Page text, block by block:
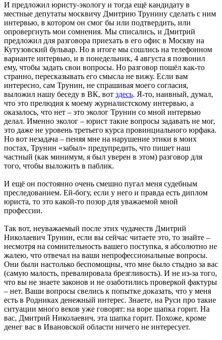
И предложил юристу-экологу и тогда ещё кандидату в
местные депутаты москвичу Дмитрию Трунину сделать с ним
интервью, в котором он смог бы или подтвердить, или
опровергнуть мои сомнения. Мы списались, и Дмитрий
предложил для разговора приехать в его офис в Москву на
Кутузовский бульвар. Но в итоге мы сошлись на телефонном
варианте интервью, и в понедельник, 4 августа я позвонил
ему, чтобы задать свои вопросы. Но разговор пошёл как-то
странно, пересказывать его смысла не вижу. Если вам
интересно, сам Трунин, не спрашивая моего согласия,
выложил нашу беседу в ВК, вот здесь. Я-то, наивный, думал,
что это прелюдия к моему журналистскому интервью, а
оказалось, что нет – это эколог Трунин со мной интервью
делал. Именно эколог – юрист такие вопросы задавать не мог,
это даже не уровень третьего курса провинциального юрфака.
Но вот незадача – пеняя мне на нарушение этики в моих
постах, Трунин «забыл» предупредить, что пишет наш
частный (как минимум, я был уверен в этом) разговор для
того, чтобы выложить в паблик.
И ещё он постоянно очень смешно пугал меня судебным
преследованием. Ей-богу, если у него и правда есть диплом
юриста, то это какой-то позор для уважаемой мной
профессии.
Так вот, неуважаемый после этих чудачеств Дмитрий
Николаевич Трунин, если вы сейчас читаете это, то знайте –
несмотря на сомнительность вашего поступка, я абсолютно не
жалею, что отвечал на ваши непрофессиональные вопросы.
Они были настолько беспомощны, что мне было стыдно за вас
(самую малость, превалировала брезгливость). И не из-за того,
что вы не знаете законов и не озаботились проверкой фактуры
– нет. Ваши вопросы свелись к попытке доказать, что у меня
есть в Родниках денежный интерес. Знаете, на Руси про такие
ситуации много веков уже говорят: на воре шапка горит. На
вас, Дмитрий Николаевич, эта шапка горит. Похоже, кроме
денег вас в Ивановской области ничего не интересует.